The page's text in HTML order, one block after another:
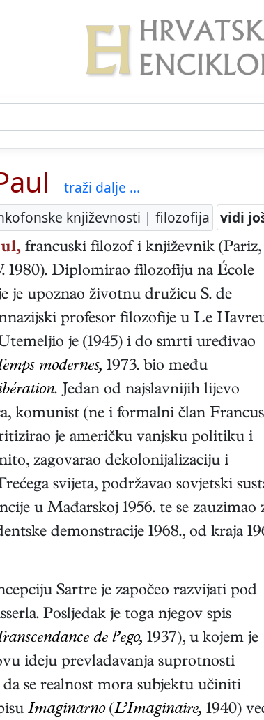
traži dalje ...
književnosti | filozofija vidi
francuski filozof i književnik (Pariz,
1980). Diplomirao filozofiju na École
je upoznao životnu družicu S. de
profesor filozofije u Le
je (1945) i do smrti uređivao
modernes, 1973. bio među
. Jedan od najslavnijih lijevo
komunist (ne i formalni član
je američku vanjsku politiku i
zagovarao dekolonijalizaciju i
svijeta, podržavao sovjetski
u Mađarskoj 1956. te se zauzimao
demonstracije 1968., od kraja
Sartre je započeo razvijati pod
Posljedak je toga njegov spis
de l’ego, 1937), u kojem je
ideju prevladavanja suprotnosti
se realnost mora subjektu učiniti
Imaginarno(L’Imaginaire, 1940)